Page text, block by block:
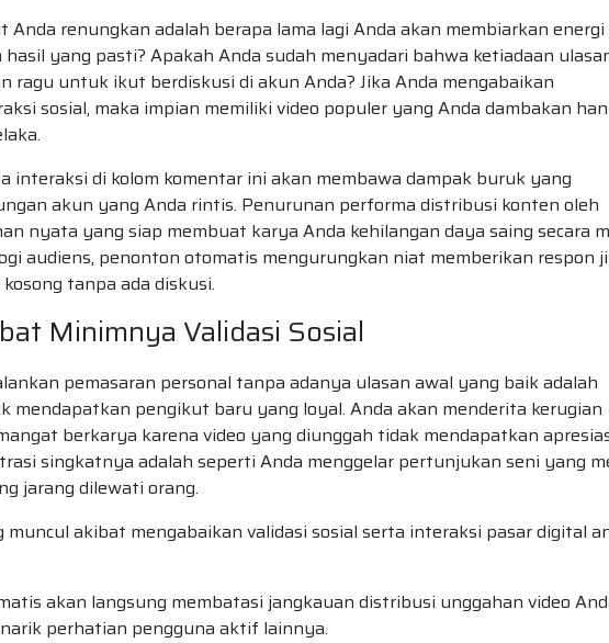
renungkan adalah berapa lama lagi Anda akan membiarkan energi
yang pasti? Apakah Anda sudah menyadari bahwa ketiadaan
untuk ikut berdiskusi di akun Anda? Jika Anda mengabaikan
sosial, maka impian memiliki video populer yang Anda dambakan
interaksi di kolom komentar ini akan membawa dampak buruk yang
akun yang Anda rintis. Penurunan performa distribusi konten oleh
nyata yang siap membuat karya Anda kehilangan daya saing secara
audiens, penonton otomatis mengurungkan niat memberikan respon
tanpa ada diskusi.
Minimnya Validasi Sosial
pemasaran personal tanpa adanya ulasan awal yang baik adalah
mendapatkan pengikut baru yang loyal. Anda akan menderita kerugian
berkarya karena video yang diunggah tidak mendapatkan
singkatnya adalah seperti Anda menggelar pertunjukan seni yang
jarang dilewati orang.
akibat mengabaikan validasi sosial serta interaksi pasar digital
akan langsung membatasi jangkauan distribusi unggahan video
perhatian pengguna aktif lainnya.